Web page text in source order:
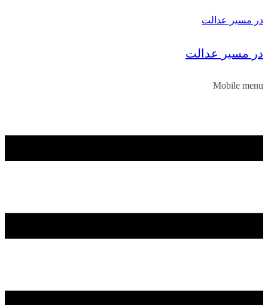
در مسیر عدالت
در مسیر عدالت
Mobile menu